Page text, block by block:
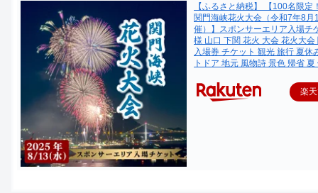
【ふるさと納税】 【100名限定
関門海峡花火大会（令和7年8月
催）】スポンサーエリア入場チ
様 山口 下関 花火 大会 花火大会
入場券 チケット 観光 旅行 夏休
トドア 地元 風物詩 景色 帰省 夏
楽